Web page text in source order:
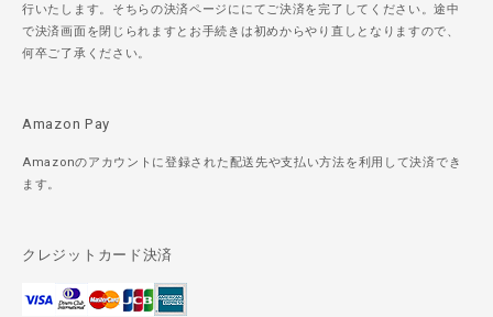
行いたします。そちらの決済ページににてご決済を完了してください。途中
で決済画面を閉じられますとお手続きは初めからやり直しとなりますので、
何卒ご了承ください。
Amazon Pay
Amazonのアカウントに登録された配送先や支払い方法を利用して決済でき
ます。
クレジットカード決済